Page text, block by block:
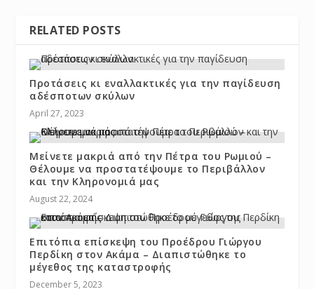
RELATED POSTS
Προτάσεις κι εναλλακτικές για την παγίδευση
αδέσποτων σκύλων
April 27, 2023
Μείνετε μακριά από την Πέτρα του Ρωμιού –
Θέλουμε να προστατέψουμε το Περιβάλλον
και την Κληρονομιά μας
August 22, 2024
Επιτόπια επίσκεψη του Προέδρου Γιώργου
Περδίκη στον Ακάμα – Διαπιστώθηκε το
μέγεθος της καταστροφής
December 5, 2023